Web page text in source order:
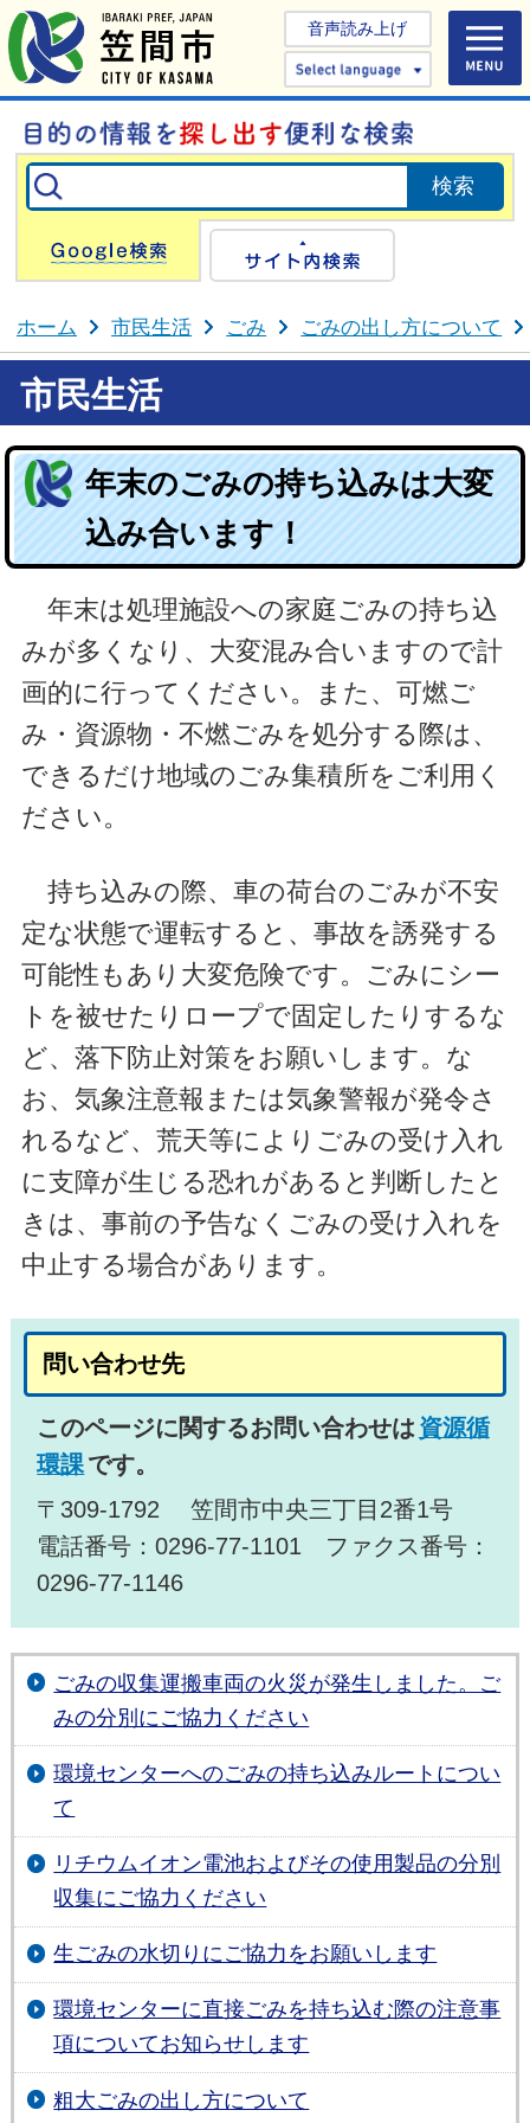
音声読み上げ
Select
Google検索
ホーム 市民生活 ごみ ごみの出し方について
市民生活
年末のごみの持ち込みは大変
込み合います！
年末は処理施設への家庭ごみの持ち込
みが多くなり、大変混み合いますので計
画的に行ってください。また、可燃ご
み・資源物・不燃ごみを処分する際は、
できるだけ地域のごみ集積所をご利用く
ださい。
持ち込みの際、車の荷台のごみが不安
定な状態で運転すると、事故を誘発する
可能性もあり大変危険です。ごみにシー
トを被せたりロープで固定したりするな
ど、落下防止対策をお願いします。な
お、気象注意報または気象警報が発令さ
れるなど、荒天等によりごみの受け入れ
に支障が生じる恐れがあると判断したと
きは、事前の予告なくごみの受け入れを
中止する場合があります。
問い合わせ先
このページに関するお問い合わせは 資源循
環課です。
〒309-1792 笠間市中央三丁目2番1号
電話番号：0296-77-1101 ファクス番号：
0296-77-1146
ごみの収集運搬車両の火災が発生しました。ご
みの分別にご協力ください
環境センターへのごみの持ち込みルートについ
て
リチウムイオン電池およびその使用製品の分別
収集にご協力ください
生ごみの水切りにご協力をお願いします
環境センターに直接ごみを持ち込む際の注意事
項についてお知らせします
粗大ごみの出し方について